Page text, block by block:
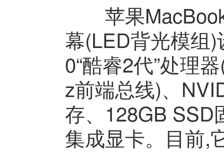
苹果MacBook
幕(LED背光模组
0“酷睿2代”处理
z前端总线)、
存、128GB SSD
集成显卡。目前,